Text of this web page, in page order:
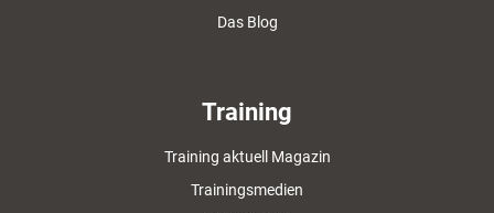
Das Blog
Training
Training aktuell Magazin
Trainingsmedien